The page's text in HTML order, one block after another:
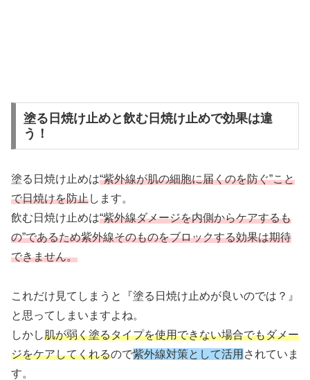
塗る日焼け止めと飲む日焼け止めで効果は違
う！
塗る日焼け止めは“紫外線が肌の細胞に届くのを防ぐ”こと
で日焼けを防止します。
飲む日焼け止めは“紫外線ダメージを内側からケアするも
の”であるため紫外線そのものをブロックする効果は期待
できません。
これだけ見てしまうと『塗る日焼け止めが良いのでは？』
と思ってしまいますよね。
しかし肌が弱く塗るタイプを使用できない場合でもダメー
ジをケアしてくれるので紫外線対策として活用 されていま
す。